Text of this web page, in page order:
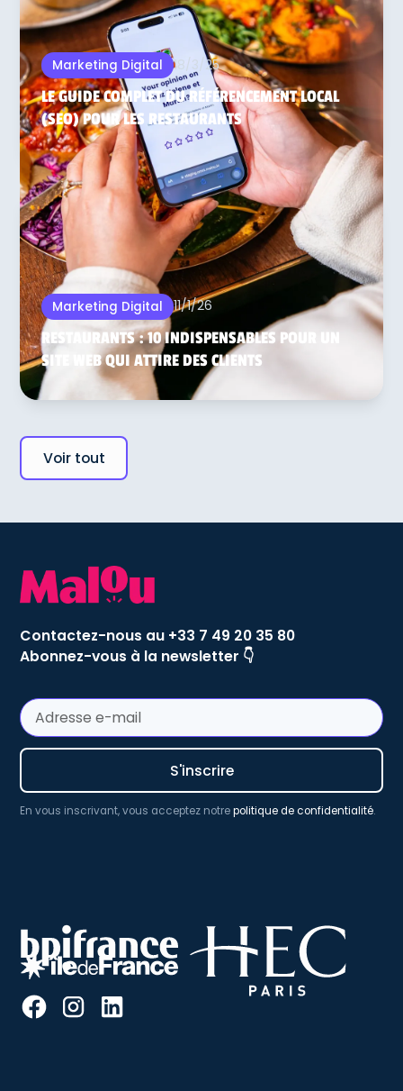
Marketing Digital 18/3/25
LE GUIDE COMPLET DU RÉFÉRENCEMENT LOCAL
(SEO) POUR LES RESTAURANTS
Marketing Digital 11/1/26
RESTAURANTS : 10 INDISPENSABLES POUR UN
SITE WEB QUI ATTIRE DES CLIENTS
Voir tout
Contactez-nous au +33 7 49 20 35 80
Abonnez-vous à la newsletter 👇
En vous inscrivant, vous acceptez notrepolitique de confidentialité.